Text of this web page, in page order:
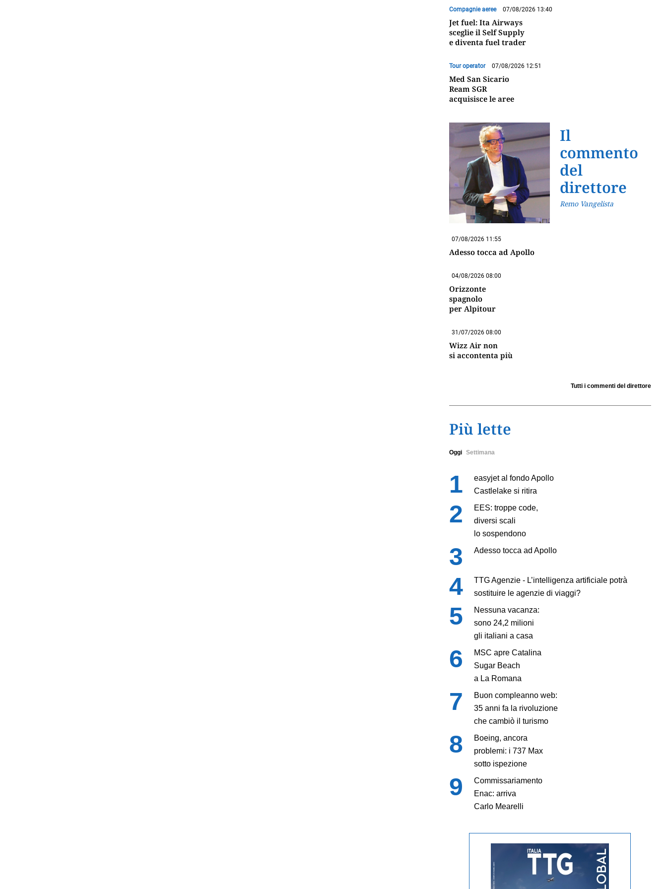
Compagnie aeree 07/08/2026 13:40
Jet fuel: Ita Airways
sceglie il Self Supply
e diventa fuel trader
Tour operator 07/08/2026 12:51
Med San Sicario
Ream SGR
acquisisce le aree
Il
commento
del
direttore
Remo Vangelista
07/08/2026 11:55
Adesso tocca ad Apollo
04/08/2026 08:00
Orizzonte
spagnolo
per Alpitour
31/07/2026 08:00
Wizz Air non
si accontenta più
Tutti i commenti del direttore
Più lette
Oggi Settimana
easyjet al fondo Apollo
Castlelake si ritira
EES: troppe code,
diversi scali
lo sospendono
Adesso tocca ad Apollo
TTG Agenzie - L’intelligenza artificiale potrà
sostituire le agenzie di viaggi?
Nessuna vacanza:
sono 24,2 milioni
gli italiani a casa
MSC apre Catalina
Sugar Beach
a La Romana
Buon compleanno web:
35 anni fa la rivoluzione
che cambiò il turismo
Boeing, ancora
problemi: i 737 Max
sotto ispezione
Commissariamento
Enac: arriva
Carlo Mearelli